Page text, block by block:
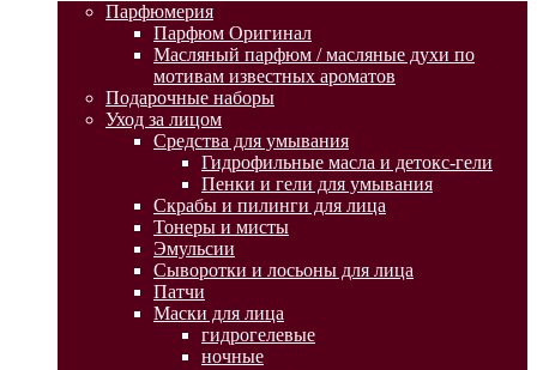
Парфюмерия
Парфюм Оригинал
Масляный парфюм / масляные духи по
мотивам известных ароматов
Подарочные наборы
Уход за лицом
Средства для умывания
Гидрофильные масла и детокс-гели
Пенки и гели для умывания
Скрабы и пилинги для лица
Тонеры и мисты
Эмульсии
Сыворотки и лосьоны для лица
Патчи
Маски для лица
гидрогелевые
ночные